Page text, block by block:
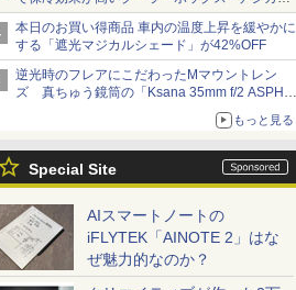
Watch
本日のお買い得商品 車内の温度上昇を緩やかに
する「遮光マジカルシェード」が42%OFF
逆光時のフレアにこだわったMマウントレン
ズ 真ちゅう鏡筒の「Ksana 35mm f/2 ASPH.
もっと見る
Special Site
AIスマートノートの
iFLYTEK「AINOTE 2」はな
ぜ魅力的なのか？